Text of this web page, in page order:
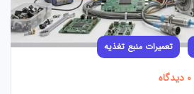
تعمیرات منبع تغذیه
0 دیدگاه